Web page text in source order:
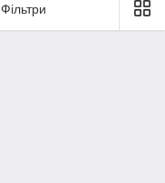
Фільтри